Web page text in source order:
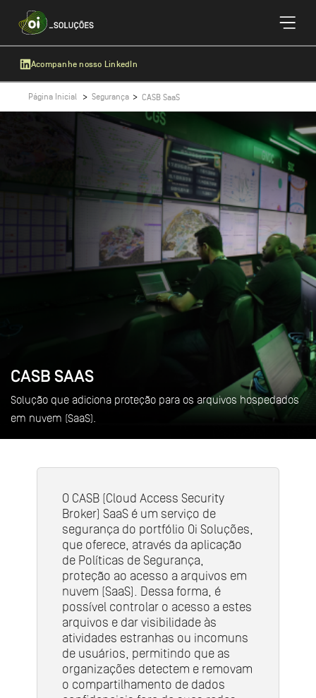
Acompanhe nosso LinkedIn
Página Inicial Segurança CASB SaaS
CASB SaaS
Solução que adiciona proteção para os arquivos hospedados
em nuvem (SaaS).
O CASB (Cloud Access Security
Broker) SaaS é um serviço de
segurança do portfólio Oi Soluções,
que oferece, através da aplicação
de Políticas de Segurança,
proteção ao acesso a arquivos em
nuvem (SaaS). Dessa forma, é
possível controlar o acesso a estes
arquivos e dar visibilidade às
atividades estranhas ou incomuns
de usuários, permitindo que as
organizações detectem e removam
o compartilhamento de dados